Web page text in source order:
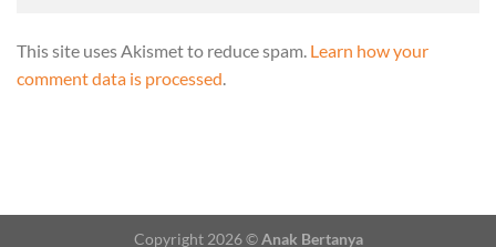
This site uses Akismet to reduce spam. Learn how your
comment data is processed.
Copyright 2026 ©Anak Bertanya